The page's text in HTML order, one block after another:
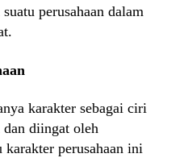
perusahaan dalam
karakter sebagai ciri
dan diingat oleh
karakter perusahaan ini